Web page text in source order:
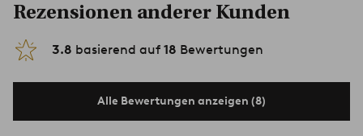
Rezensionen anderer Kunden
3.8 basierend auf 18 Bewertungen
Alle Bewertungen anzeigen (8)